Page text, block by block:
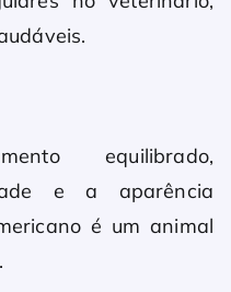
equilibrado,
e a aparência
é um animal